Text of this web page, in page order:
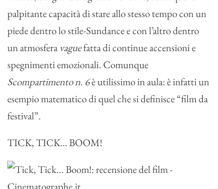
palpitante capacità di stare allo stesso tempo con un
piede dentro lo stile-Sundance e con l’altro dentro
un atmosferavaguefatta di continue accensioni e
spegnimenti emozionali. Comunque
Scompartimento n. 6è utilissimo in aula: è infatti un
esempio matematico di quel che si definisce “film da
festival”.
TICK, TICK… BOOM!